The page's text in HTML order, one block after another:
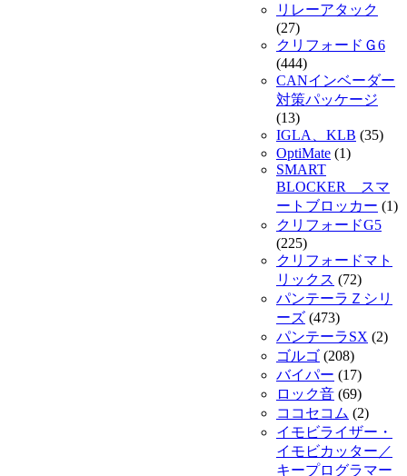
リレーアタック
(27)
クリフォードＧ6
(444)
CANインベーダー
対策パッケージ
(13)
IGLA、KLB (35)
OptiMate (1)
SMART
BLOCKER スマ
ートブロッカー (1)
クリフォードG5
(225)
クリフォードマト
リックス (72)
パンテーラＺシリ
ーズ (473)
パンテーラSX (2)
ゴルゴ (208)
バイパー (17)
ロック音 (69)
ココセコム (2)
イモビライザー・
イモビカッター／
キープログラマー